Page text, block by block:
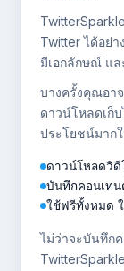
Twitter ได้อย่
มีเอกลักษณ์ แล
บางครั้งคุณอา
ดาวน์โหลดเก็
ประโยชน์มาก
ดาวน์โหลดวิดี
บันทึกคอนเท
ใช้ฟรีทั้งหมด
ไม่ว่าจะบันทึก